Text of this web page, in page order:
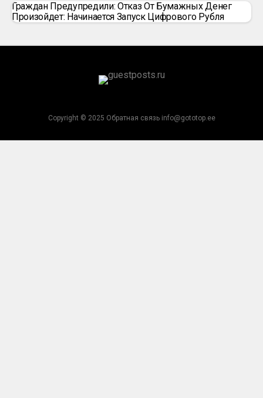
Граждан Предупредили: Отказ От Бумажных Денег
Произойдет: Начинается Запуск Цифрового Рубля
Copyright © 2025 Обратная связь info@gototop.ee